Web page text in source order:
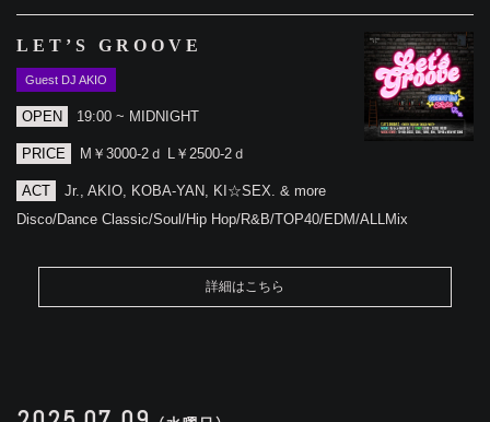
LET’S GROOVE
Guest DJ AKIO
OPEN 19:00 ~ MIDNIGHT
PRICE M￥3000-2ｄ L￥2500-2ｄ
ACT
Jr., AKIO, KOBA-YAN, KI☆SEX. & more
Disco/Dance Classic/Soul/Hip Hop/R&B/TOP40/EDM/ALLMix
詳細はこちら